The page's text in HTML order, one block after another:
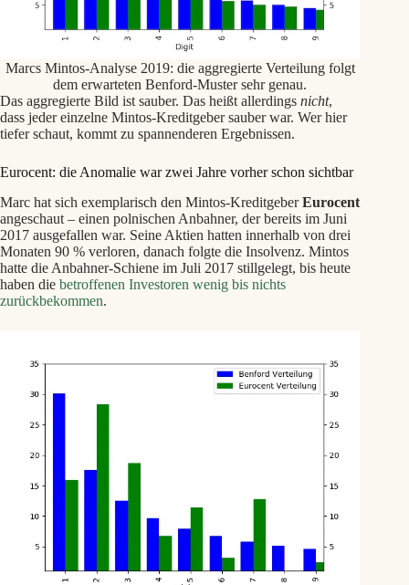
Marcs Mintos-Analyse 2019: die aggregierte Verteilung folgt
dem erwarteten Benford-Muster sehr genau.
Das aggregierte Bild ist sauber. Das heißt allerdings nicht,
dass jeder einzelne Mintos-Kreditgeber sauber war. Wer hier
tiefer schaut, kommt zu spannenderen Ergebnissen.
Eurocent: die Anomalie war zwei Jahre vorher schon sichtbar
Marc hat sich exemplarisch den Mintos-KreditgeberEurocent
angeschaut – einen polnischen Anbahner, der bereits im Juni
2017 ausgefallen war. Seine Aktien hatten innerhalb von drei
Monaten 90 % verloren, danach folgte die Insolvenz. Mintos
hatte die Anbahner-Schiene im Juli 2017 stillgelegt, bis heute
haben die betroffenen Investoren wenig bis nichts
zurückbekommen.